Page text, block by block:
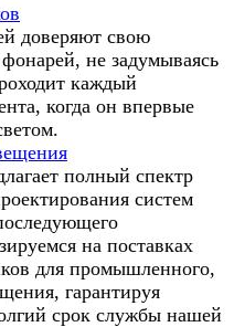
доверяют свою
не задумываясь
каждый
когда он впервые
полный спектр
систем
на поставках
для промышленного,
гарантируя
срок службы нашей